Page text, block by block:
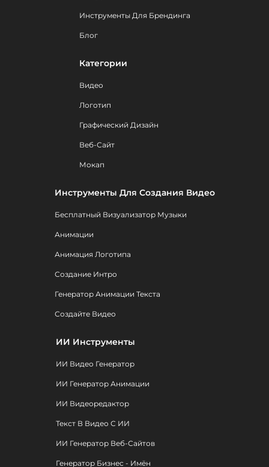
Инструменты Для Брендинга
Блог
Категории
Видео
Логотип
Графический Дизайн
Веб-Сайт
Мокап
Инструменты Для Создания Видео
Бесплатный Визуализатор Музыки
Анимации
Анимация Логотипа
Создание Интро
Генератор Анимации Текста
Создайте Видео
ИИ Инструменты
ИИ Видео Генератор
ИИ Генератор Анимации
ИИ Видеоредактор
Текст В Видео С ИИ
ИИ Генератор Веб-Сайтов
Генератор Бизнес - Имён